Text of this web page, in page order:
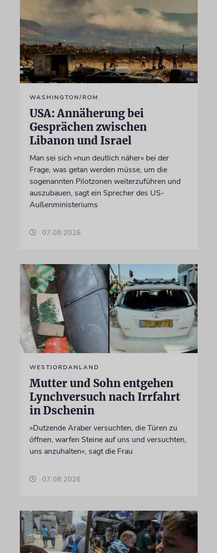
WASHINGTON/ROM
USA: Annäherung bei
Gesprächen zwischen
Libanon und Israel
Man sei sich »nun deutlich näher« bei der
Frage, was getan werden müsse, um die
sogenannten Pilotzonen weiterzuführen und
auszubauen, sagt ein Sprecher des US-
Außenministeriums
07.08.2026
WESTJORDANLAND
Mutter und Sohn entgehen
Lynchversuch nach Irrfahrt
in Dschenin
»Dutzende Araber versuchten, die Türen zu
öffnen, warfen Steine auf uns und versuchten,
uns anzuhalten«, sagt die Frau
07.08.2026